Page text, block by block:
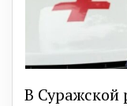
В Суражской